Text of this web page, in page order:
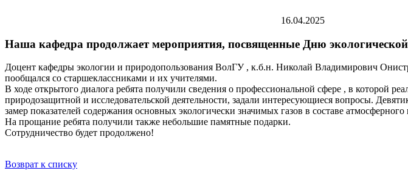
16.04.2025
Наша кафедра продолжает мероприятия, посвященные Дню
Доцент кафедры экологии и природопользования ВолГУ , к.б.н. Николай Владимирович
пообщался со старшеклассниками и их учителями.
В ходе открытого диалога ребята получили сведения о профессиональной сфере , в которой
природозащитной и исследовательской деятельности, задали интересующиеся вопросы.
замер показателей содержания основных экологически значимых газов в составе атмосферного
На прощание ребята получили также небольшие памятные подарки.
Сотрудничество будет продолжено!
Возврат к списку